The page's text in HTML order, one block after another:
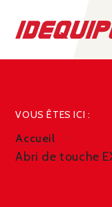
VOUS ÊTES ICI :
Accueil
Abri de touche